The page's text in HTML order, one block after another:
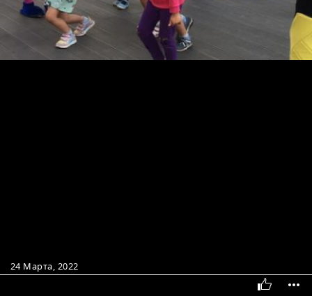
24 Марта, 2022